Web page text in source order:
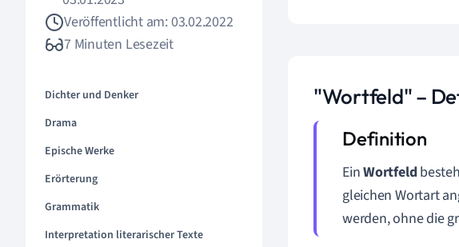
Veröffentlicht am: 03.02.2022
7 Minuten Lesezeit
Dichter und Denker
Drama
Epische Werke
Erörterung
Grammatik
Interpretation literarischer Texte
"Wortfeld" –
EinWortfeld
gleichen Wortart
werden, ohne die